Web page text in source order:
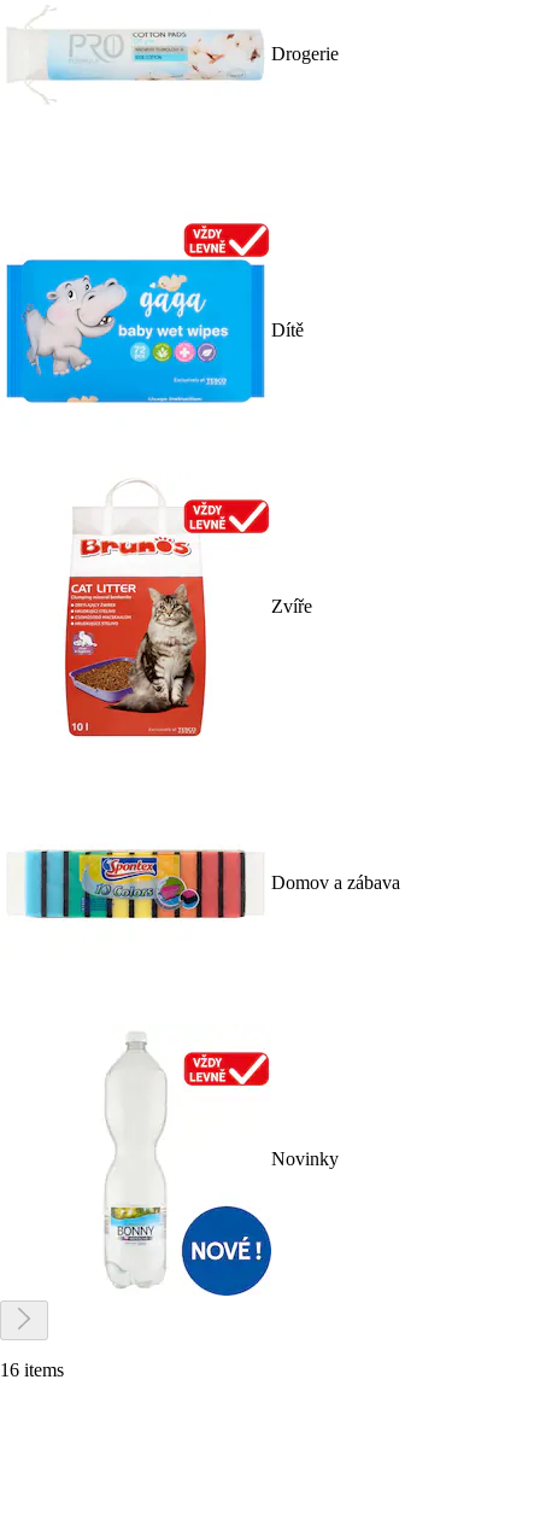
Drogerie
Dítě
Zvíře
Domov a zábava
Novinky
16 items